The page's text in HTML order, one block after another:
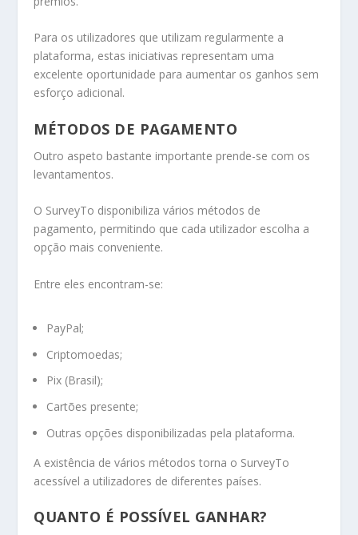
Para os utilizadores que utilizam regularmente a
plataforma, estas iniciativas representam uma
excelente oportunidade para aumentar os ganhos sem
esforço adicional.
MÉTODOS DE PAGAMENTO
Outro aspeto bastante importante prende-se com os
levantamentos.
O SurveyTo disponibiliza vários métodos de
pagamento, permitindo que cada utilizador escolha a
opção mais conveniente.
Entre eles encontram-se:
PayPal;
Criptomoedas;
Pix (Brasil);
Cartões presente;
Outras opções disponibilizadas pela plataforma.
A existência de vários métodos torna o SurveyTo
acessível a utilizadores de diferentes países.
QUANTO É POSSÍVEL GANHAR?